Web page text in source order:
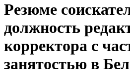
Резюме
должность
корректора с
занятостью в